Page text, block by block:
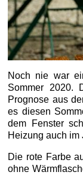
Noch nie war
Sommer 2020.
Prognose aus
es diesen
dem Fenster
Heizung auch im
Die rote Farbe
ohne